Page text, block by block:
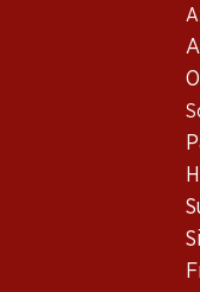
Esclusiva online!